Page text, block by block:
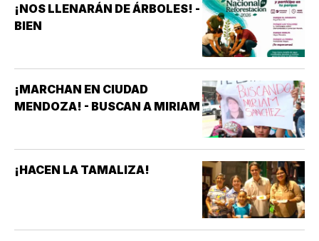
¡NOS LLENARÁN DE ÁRBOLES! -
BIEN
¡MARCHAN EN CIUDAD
MENDOZA! - BUSCAN A MIRIAM
¡HACEN LA TAMALIZA!